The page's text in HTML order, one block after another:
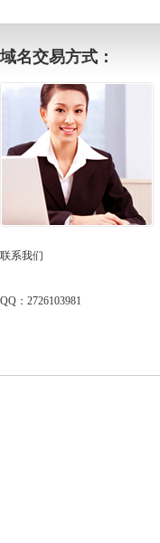
域名交易方式：
联系我们
QQ：2726103981